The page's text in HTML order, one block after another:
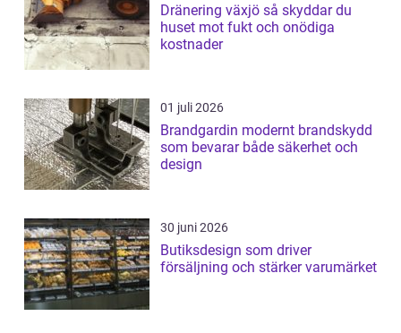
Dränering växjö så skyddar du
huset mot fukt och onödiga
kostnader
01 juli 2026
Brandgardin modernt brandskydd
som bevarar både säkerhet och
design
30 juni 2026
Butiksdesign som driver
försäljning och stärker varumärket